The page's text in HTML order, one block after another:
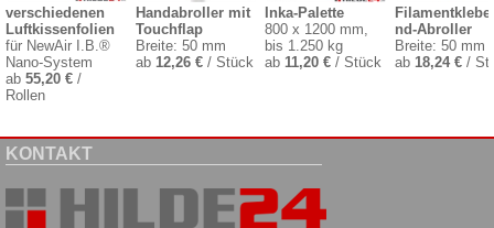
verschiedenen
Luftkissenfolien
für NewAir I.B.®
Nano-System
ab 55,20 € /
Rollen
Handabroller mit
Touchflap
Breite: 50 mm
ab 12,26 €/ Stück
Inka-Palette
800 x 1200 mm,
bis 1.250 kg
ab 11,20 € / Stück
nd-Abroller
Breite: 50 mm
ab 18,24 €/
KONTAKT